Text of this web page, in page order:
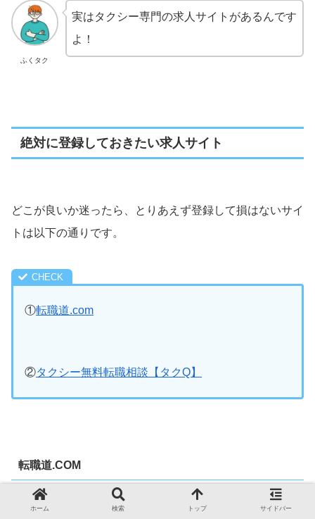
ふくタク
実はタクシー専門の求人サイトがあるんです
よ！
絶対に登録しておきたい求人サイト
どこが良いか迷ったら、とりあえず登録して損はないサイ
トは以下の通りです。
①転職道.com
②タクシー無料転職相談【タクQ】
転職道.COM
ホーム 検索 トップ サイドバー